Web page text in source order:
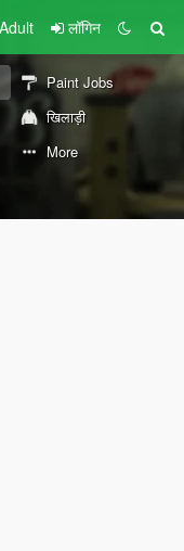
लॉगिन
Paint Jobs
खिलाड़ी
More